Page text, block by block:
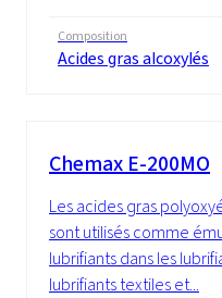
Composition
Acides gras alcoxylés
Chemax E-200MO
Les acides gras
sont utilisés comme
lubrifiants dans les
lubrifiants textiles et...